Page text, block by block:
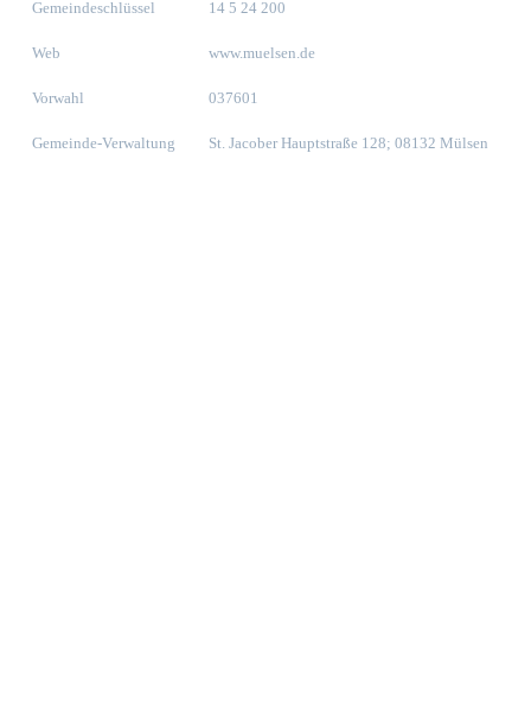
Gemeindeschlüssel 14 5 24 200
Web www.muelsen.de
Vorwahl 037601
Gemeinde-Verwaltung St. Jacober Hauptstraße 128; 08132 Mülsen